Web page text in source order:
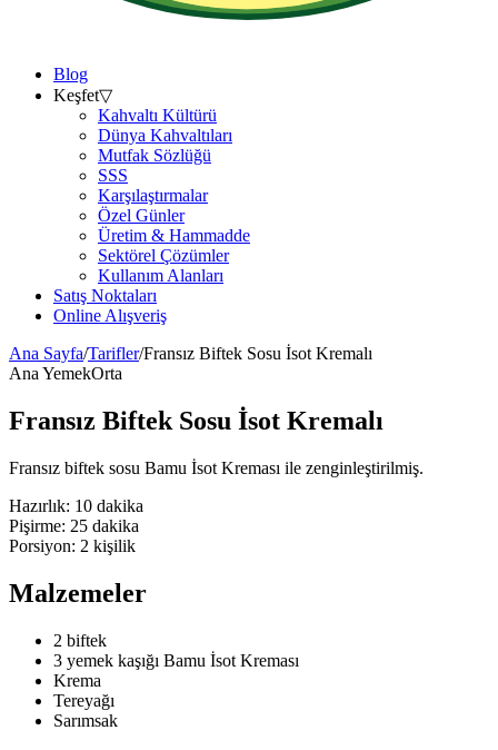
Blog
Keşfet▽
Kahvaltı Kültürü
Dünya Kahvaltıları
Mutfak Sözlüğü
SSS
Karşılaştırmalar
Özel Günler
Üretim & Hammadde
Sektörel Çözümler
Kullanım Alanları
Satış Noktaları
Online Alışveriş
Ana Sayfa/Tarifler/Fransız Biftek Sosu İsot Kremalı
Ana YemekOrta
Fransız Biftek Sosu İsot Kremalı
Fransız biftek sosu Bamu İsot Kreması ile zenginleştirilmiş.
Hazırlık: 10 dakika
Pişirme: 25 dakika
Porsiyon: 2 kişilik
Malzemeler
2 biftek
3 yemek kaşığı Bamu İsot Kreması
Krema
Tereyağı
Sarımsak